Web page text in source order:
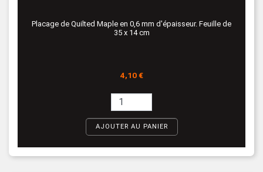
Placage de Quilted Maple en 0,6 mm d'épaisseur. Feuille de
35 x 14 cm
Prix
4,10 €
AJOUTER AU PANIER